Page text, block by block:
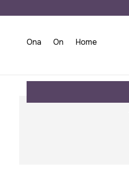
Ona On Home